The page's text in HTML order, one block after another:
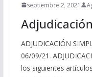
septiembre 2, 2021
ADJUDICACIÓN
06/09/21.
los siguientes